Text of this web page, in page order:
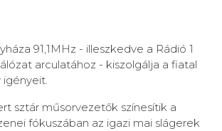
91,1MHz - illeszkedve a Rádió 1
arculatához - kiszolgálja a fiatal
sztár műsorvezetők színesítik a
fókuszában az igazi mai slágerek